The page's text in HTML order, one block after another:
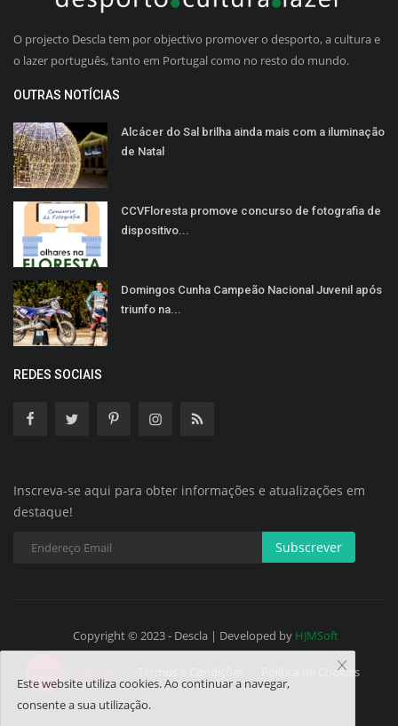
O projecto Descla tem por objectivo promover o desporto, a cultura e
o lazer português, tanto em Portugal como no resto do mundo.
OUTRAS NOTÍCIAS
Alcácer do Sal brilha ainda mais com a iluminação
de Natal
CCVFloresta promove concurso de fotografia de
dispositivo...
Domingos Cunha Campeão Nacional Juvenil após
triunfo na...
REDES SOCIAIS
Inscreva-se aqui para obter informações e atualizações em
destaque!
Subscrever
Copyright © 2023 - Descla | Developed by HJMSoft
Política de Cookies
Este website utiliza cookies. Ao continuar a navegar,
consente a sua utilização.